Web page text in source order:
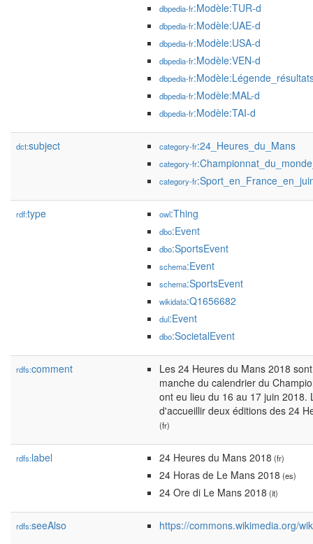
dbpedia-fr:Modèle:TUR-d
dbpedia-fr:Modèle:UAE-d
dbpedia-fr:Modèle:USA-d
dbpedia-fr:Modèle:VEN-d
dbpedia-fr
dbpedia-fr:Modèle:MAL-d
dbpedia-fr:Modèle:TAI-d
dct:subject category-fr:24_Heures_du_Mans
category-fr
category-fr
rdf:type owl:Thing
dbo:Event
dbo:SportsEvent
schema:Event
schema:SportsEvent
wikidata:Q1656682
dul:Event
dbo:SocietalEvent
rdfs:comment
Les 24 Heures du Mans 2018
manche du calendrier du
ont eu lieu du 16 au 17 juin
d'accueillir deux éditions des 24
(fr)
rdfs:label 24 Heures du Mans 2018 (fr)
24 Horas de Le Mans 2018 (es)
24 Ore di Le Mans 2018 (it)
rdfs:seeAlso https://commons.wikimedia.org/